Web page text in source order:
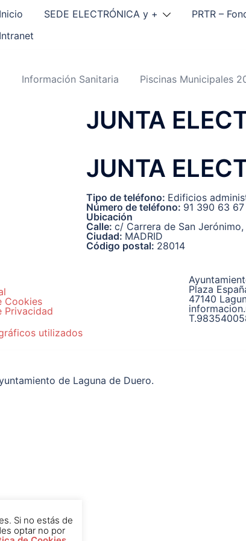
Inicio SEDE ELECTRÓNICA y + PRTR –
Intranet
Información Sanitaria Piscinas Municipales
JUNTA
JUNTA
Tipo de teléfono: Edificios
Número de teléfono: 91 390 63
Ubicación
Calle: c/ Carrera de San
Ciudad: MADRID
Código postal: 28014
Cookies
Privacidad
utilizados
Plaza
47140
de Laguna de Duero.
Si no estás de
optar no por